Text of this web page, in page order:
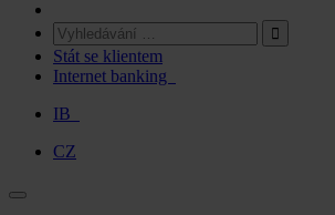
Stát se klientem
Internet banking
IB
CZ